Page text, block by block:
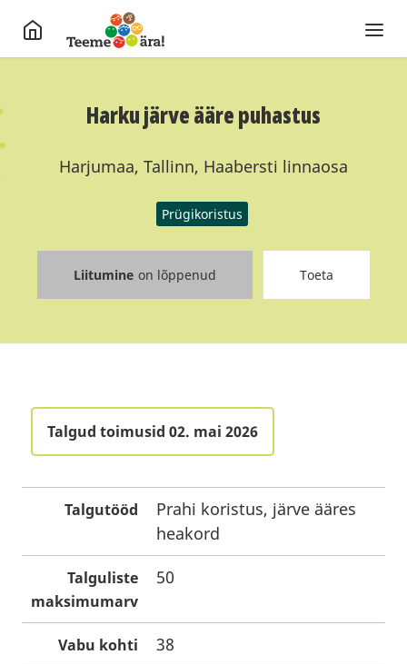
Harku järve ääre puhastus
Harjumaa, Tallinn, Haabersti linnaosa
Prügikoristus
Liitumine on lõppenud Toeta
Talgud toimusid 02. mai 2026
Talgutööd
Prahi koristus, järve ääres
heakord
Talguliste
maksimumarv
50
Vabu kohti 38